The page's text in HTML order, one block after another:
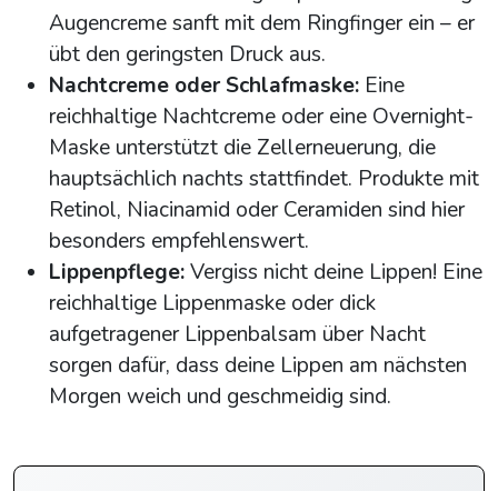
Augencreme sanft mit dem Ringfinger ein – er
übt den geringsten Druck aus.
Nachtcreme oder Schlafmaske: Eine
reichhaltige Nachtcreme oder eine Overnight-
Maske unterstützt die Zellerneuerung, die
hauptsächlich nachts stattfindet. Produkte mit
Retinol, Niacinamid oder Ceramiden sind hier
besonders empfehlenswert.
Lippenpflege:Vergiss nicht deine Lippen! Eine
reichhaltige Lippenmaske oder dick
aufgetragener Lippenbalsam über Nacht
sorgen dafür, dass deine Lippen am nächsten
Morgen weich und geschmeidig sind.